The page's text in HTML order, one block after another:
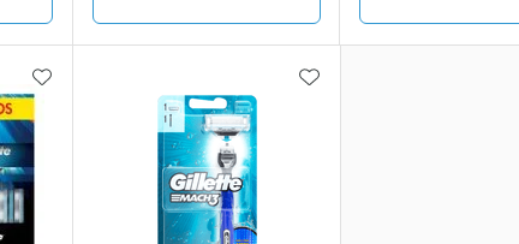
Laboratório
Por Menos
ADICIONAR AOS FAVORITOSADICIONAR AOS